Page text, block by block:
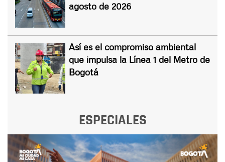
agosto de 2026
Así es el compromiso ambiental
que impulsa la Línea 1 del Metro de
Bogotá
ESPECIALES